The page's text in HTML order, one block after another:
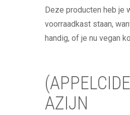
Deze producten heb je
voorraadkast staan,
handig, of je nu vegan
AZIJN